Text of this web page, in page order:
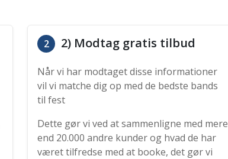
2 2) Modtag gratis tilbud
Når vi har modtaget disse informationer
vil vi matche dig op med de bedste bands
til fest
Dette gør vi ved at sammenligne med mere
end 20.000 andre kunder og hvad de har
været tilfredse med at booke, det gør vi